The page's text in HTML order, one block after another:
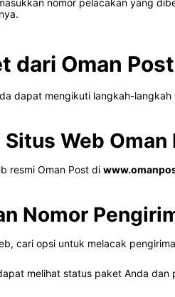
nomor pelacakan yang
dari Oman Post
dapat mengikuti langkah-langkah
Web Oman
resmi Oman Post di
Nomor
cari opsi untuk melacak
melihat status paket Anda